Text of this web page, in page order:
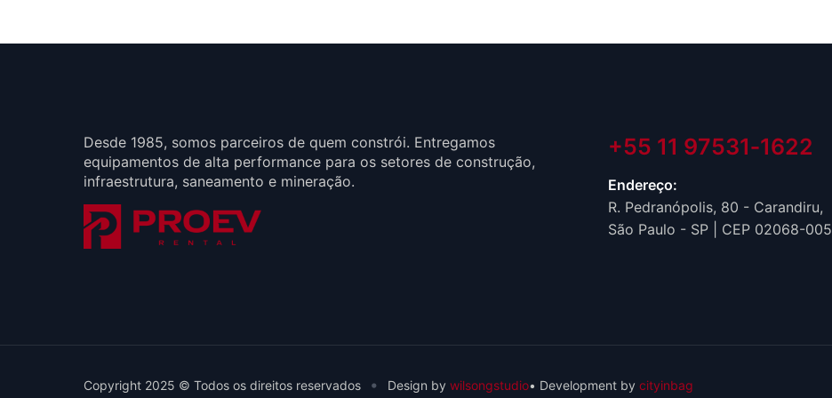
Desde 1985, somos parceiros de quem constrói. Entregamos
equipamentos de alta performance para os setores de construção,
infraestrutura, saneamento e mineração.
+55 11 97531‑1622‬
Endereço:
R. Pedranópolis, 80 - Carandiru,
São Paulo - SP | CEP 02068-005
Copyright 2025 © Todos os direitos reservados • Design by wilsongstudio• Development by cityinbag